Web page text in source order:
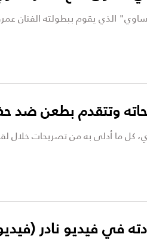
الذي يقوم ببطولته الفنان
وتتقدم بطعن ضد
في فيديو نادر